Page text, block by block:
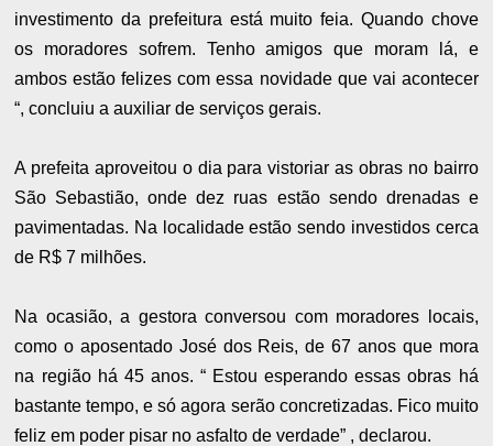
investimento da prefeitura está muito feia. Quando chove
os moradores sofrem. Tenho amigos que moram lá, e
ambos estão felizes com essa novidade que vai acontecer
“, concluiu a auxiliar de serviços gerais.
A prefeita aproveitou o dia para vistoriar as obras no bairro
São Sebastião, onde dez ruas estão sendo drenadas e
pavimentadas. Na localidade estão sendo investidos cerca
de R$ 7 milhões.
Na ocasião, a gestora conversou com moradores locais,
como o aposentado José dos Reis, de 67 anos que mora
na região há 45 anos. “ Estou esperando essas obras há
bastante tempo, e só agora serão concretizadas. Fico muito
feliz em poder pisar no asfalto de verdade” , declarou.